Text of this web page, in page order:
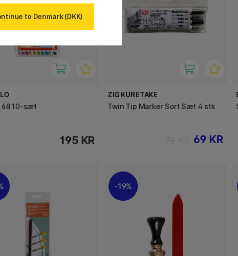
68 10-sæt
195 KR
ZIG KURETAKE
Twin Tip Marker Sort Sæt 4 stk
69 KR
19%
to Denmark (DKK)